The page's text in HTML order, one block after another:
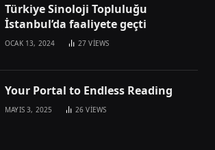
Türkiye Sinoloji Topluluğu
İstanbul’da faaliyete geçti
OCAK 13, 2024 27VIEWS
Your Portal to Endless Reading
MAYIS 3, 2025 26VIEWS